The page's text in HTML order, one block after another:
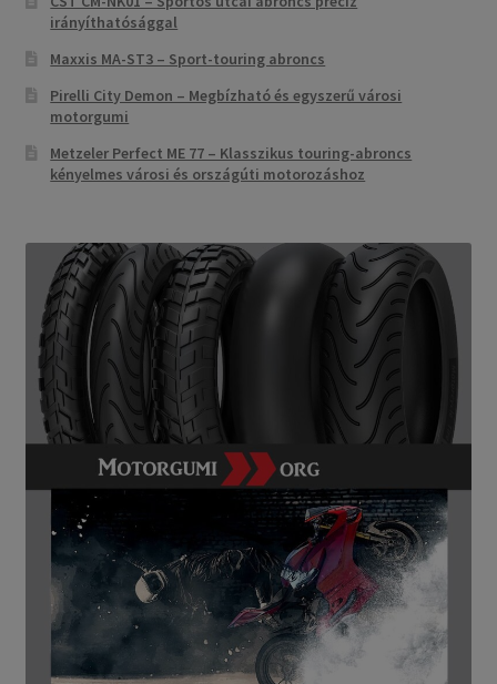
irányíthatósággal
Maxxis MA-ST3 – Sport-touring abroncs
Pirelli City Demon – Megbízható és egyszerű városi
motorgumi
Metzeler Perfect ME 77 – Klasszikus touring-abroncs
kényelmes városi és országúti motorozáshoz